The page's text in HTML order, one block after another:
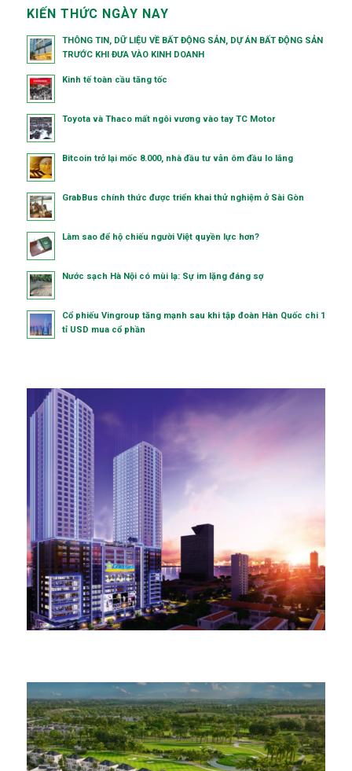
KIẾN THỨC NGÀY NAY
THÔNG TIN, DỮ LIỆU VỀ BẤT ĐỘNG SẢN, DỰ ÁN BẤT ĐỘNG SẢN
TRƯỚC KHI ĐƯA VÀO KINH DOANH
Kinh tế toàn cầu tăng tốc
Toyota và Thaco mất ngôi vương vào tay TC Motor
Bitcoin trở lại mốc 8.000, nhà đầu tư vẫn ôm đầu lo lắng
GrabBus chính thức được triển khai thử nghiệm ở Sài Gòn
Làm sao để hộ chiếu người Việt quyền lực hơn?
Nước sạch Hà Nội có mùi lạ: Sự im lặng đáng sợ
Cổ phiếu Vingroup tăng mạnh sau khi tập đoàn Hàn Quốc chi 1
tỉ USD mua cổ phần